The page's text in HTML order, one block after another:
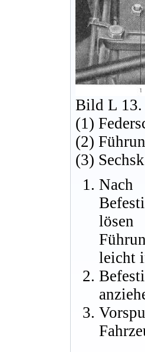
Bild L 13.
(1)
(2)
(3)
leicht